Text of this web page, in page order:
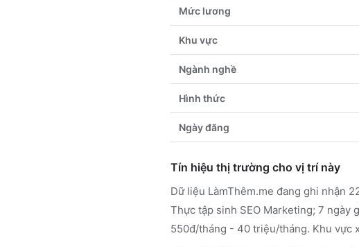
Mức lương
Khu vực
Ngành nghề
Hình thức
Ngày đăng
Tín hiệu thị trường cho vị trí này
Dữ liệu LàmThêm.me đang ghi nhận
Thực tập sinh SEO Marketing; 7 ngày
550đ/tháng - 40 triệu/tháng. Khu vực